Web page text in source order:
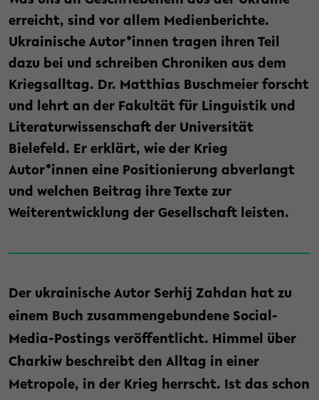
erreicht, sind vor allem Medienberichte.
Ukrainische Autor*innen tragen ihren Teil
dazu bei und schreiben Chroniken aus dem
Kriegsalltag. Dr. Matthias Buschmeier forscht
und lehrt an der Fakultät für Linguistik und
Literaturwissenschaft der Universität
Bielefeld. Er erklärt, wie der Krieg
Autor*innen eine Positionierung abverlangt
und welchen Beitrag ihre Texte zur
Weiterentwicklung der Gesellschaft leisten.
Der ukrainische Autor Serhij Zahdan hat zu
einem Buch zusammengebundene Social-
Media-Postings veröffentlicht. Himmel über
Charkiw beschreibt den Alltag in einer
Metropole, in der Krieg herrscht. Ist das schon